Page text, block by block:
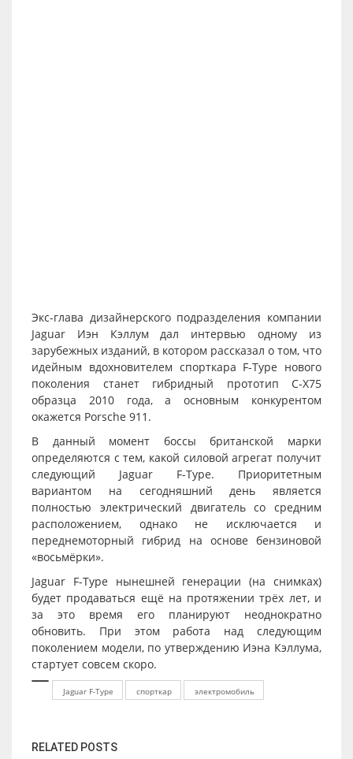
Экс-глава дизайнерского подразделения компании
Jaguar Иэн Кэллум дал интервью одному из
зарубежных изданий, в котором рассказал о том, что
идейным вдохновителем спорткара F-Type нового
поколения станет гибридный прототип C-X75
образца 2010 года, а основным конкурентом
окажется Porsche 911.
В данный момент боссы британской марки
определяются с тем, какой силовой агрегат получит
следующий Jaguar F-Type. Приоритетным
вариантом на сегодняшний день является
полностью электрический двигатель со средним
расположением, однако не исключается и
переднемоторный гибрид на основе бензиновой
«восьмёрки».
Jaguar F-Type нынешней генерации (на снимках)
будет продаваться ещё на протяжении трёх лет, и
за это время его планируют неоднократно
обновить. При этом работа над следующим
поколением модели, по утверждению Иэна Кэллума,
стартует совсем скоро.
Jaguar F-Type спорткар электромобиль
RELATED POSTS